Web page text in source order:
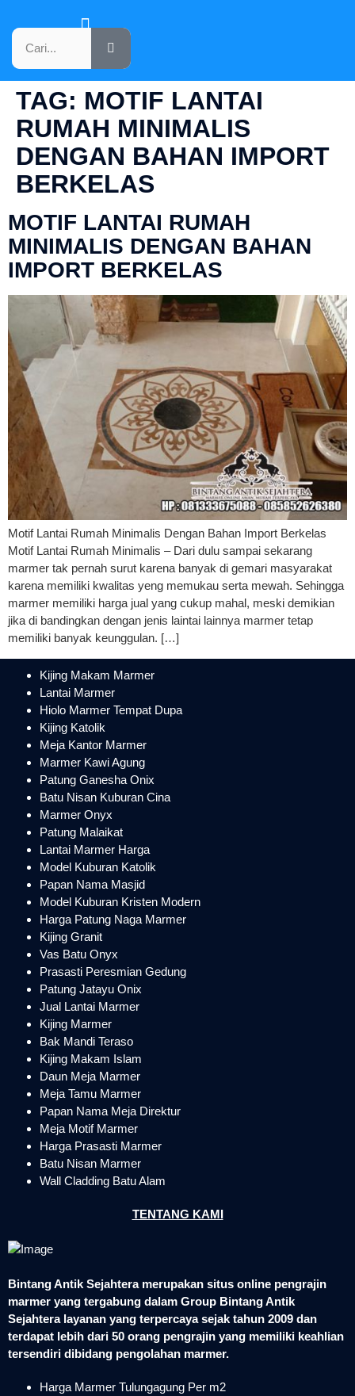
TAG: MOTIF LANTAI
RUMAH MINIMALIS
DENGAN BAHAN IMPORT
BERKELAS
MOTIF LANTAI RUMAH
MINIMALIS DENGAN BAHAN
IMPORT BERKELAS
Motif Lantai Rumah Minimalis Dengan Bahan Import Berkelas
Motif Lantai Rumah Minimalis – Dari dulu sampai sekarang
marmer tak pernah surut karena banyak di gemari masyarakat
karena memiliki kwalitas yeng memukau serta mewah. Sehingga
marmer memiliki harga jual yang cukup mahal, meski demikian
jika di bandingkan dengan jenis laintai lainnya marmer tetap
memiliki banyak keunggulan. […]
Kijing Makam Marmer
Lantai Marmer
Hiolo Marmer Tempat Dupa
Kijing Katolik
Meja Kantor Marmer
Marmer Kawi Agung
Patung Ganesha Onix
Batu Nisan Kuburan Cina
Marmer Onyx
Patung Malaikat
Lantai Marmer Harga
Model Kuburan Katolik
Papan Nama Masjid
Model Kuburan Kristen Modern
Harga Patung Naga Marmer
Kijing Granit
Vas Batu Onyx
Prasasti Peresmian Gedung
Patung Jatayu Onix
Jual Lantai Marmer
Kijing Marmer
Bak Mandi Teraso
Kijing Makam Islam
Daun Meja Marmer
Meja Tamu Marmer
Papan Nama Meja Direktur
Meja Motif Marmer
Harga Prasasti Marmer
Batu Nisan Marmer
Wall Cladding Batu Alam
TENTANG KAMI
Bintang Antik Sejahtera merupakan situs online pengrajin
marmer yang tergabung dalam Group Bintang Antik
Sejahtera layanan yang terpercaya sejak tahun 2009 dan
terdapat lebih dari 50 orang pengrajin yang memiliki keahlian
tersendiri dibidang pengolahan marmer.
Harga Marmer Tulungagung Per m2